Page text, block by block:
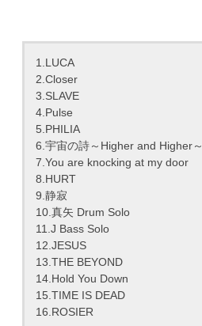
1.LUCA
2.Closer
3.SLAVE
4.Pulse
5.PHILIA
6.宇宙の詩～Higher and Higher～
7.You are knocking at my door
8.HURT
9.静寂
10.真矢 Drum Solo
11.J Bass Solo
12.JESUS
13.THE BEYOND
14.Hold You Down
15.TIME IS DEAD
16.ROSIER